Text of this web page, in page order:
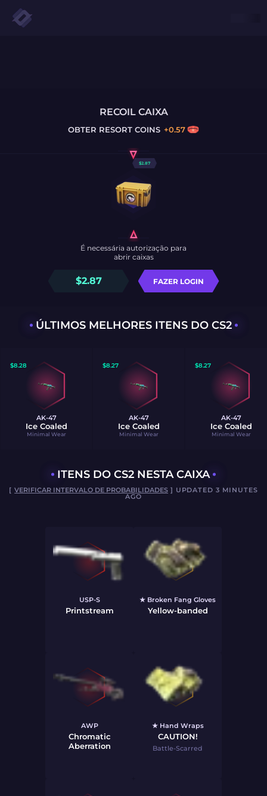
RECOIL CAIXA
OBTER RESORT COINS +0.57
$2.87
$2.87 FAZER LOGIN
É necessária autorização para
abrir caixas
ÚLTIMOS MELHORES ITENS DO CS2
$8.28
AK-47
Ice Coaled
Minimal Wear
$8.27
AK-47
Ice Coaled
Minimal Wear
$8.27
AK-47
Ice Coaled
Minimal Wear
ITENS DO CS2 NESTA CAIXA
[VERIFICAR INTERVALO DE PROBABILIDADES ] UPDATED 3 MINUTES
AGO
USP-S
Printstream
★ Broken Fang Gloves
Yellow-banded
AWP
Chromatic
Aberration
★ Hand Wraps
CAUTION!
Battle-Scarred